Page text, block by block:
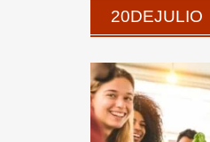
20DEJULIO